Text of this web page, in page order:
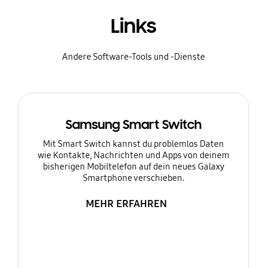
Links
Andere Software-Tools und -Dienste
Samsung Smart Switch
Mit Smart Switch kannst du problemlos Daten
wie Kontakte, Nachrichten und Apps von deinem
bisherigen Mobiltelefon auf dein neues Galaxy
Smartphone verschieben.
MEHR ERFAHREN